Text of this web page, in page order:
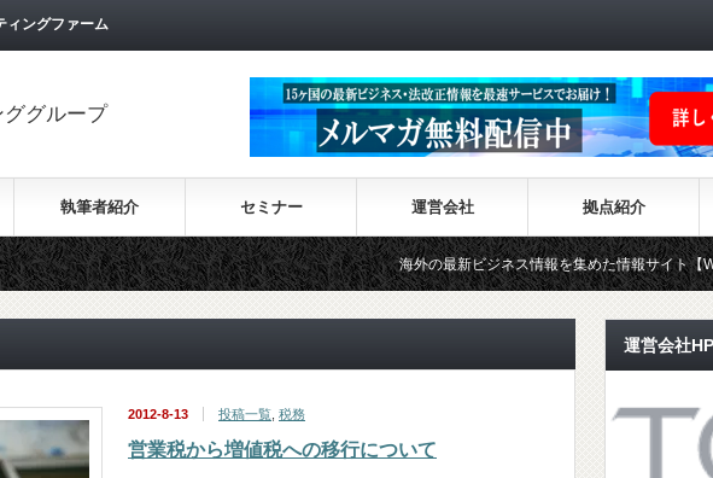
ィングファーム
グループ
執筆者紹介 セミナー 運営会社 拠点紹介
海外の最新ビジネス情報を集めた情報サイト【Wiki-
2012-8-13 投稿一覧 税務
営業税から増値税への移行について
運営会社